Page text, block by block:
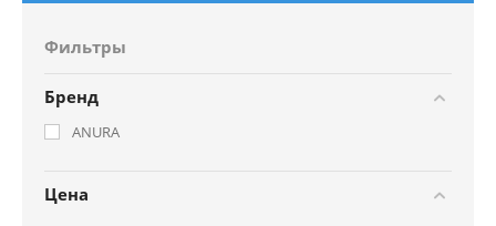
Фильтры
Бренд
ANURA
Цена